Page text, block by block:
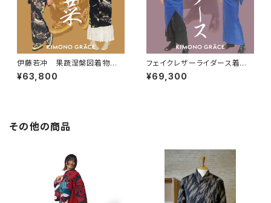
伊藤若冲 果蔬涅槃図着物
ビタミン レディース
¥63,800
フェイクレザーライダース着物N
eo KBlue メンズ
¥69,300
その他の商品